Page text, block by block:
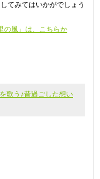
てみてはいかがでしょう
の風」は、こちらか
歌う♪昔過ごした想い